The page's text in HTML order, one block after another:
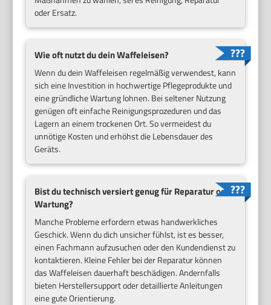
oder Ersatz.
Wie oft nutzt du dein Waffeleisen?
Wenn du dein Waffeleisen regelmäßig verwendest, kann
sich eine Investition in hochwertige Pflegeprodukte und
eine gründliche Wartung lohnen. Bei seltener Nutzung
genügen oft einfache Reinigungsprozeduren und das
Lagern an einem trockenen Ort. So vermeidest du
unnötige Kosten und erhöhst die Lebensdauer des
Geräts.
Bist du technisch versiert genug für Reparatur oder
Wartung?
Manche Probleme erfordern etwas handwerkliches
Geschick. Wenn du dich unsicher fühlst, ist es besser,
einen Fachmann aufzusuchen oder den Kundendienst zu
kontaktieren. Kleine Fehler bei der Reparatur können
das Waffeleisen dauerhaft beschädigen. Andernfalls
bieten Herstellersupport oder detaillierte Anleitungen
eine gute Orientierung.